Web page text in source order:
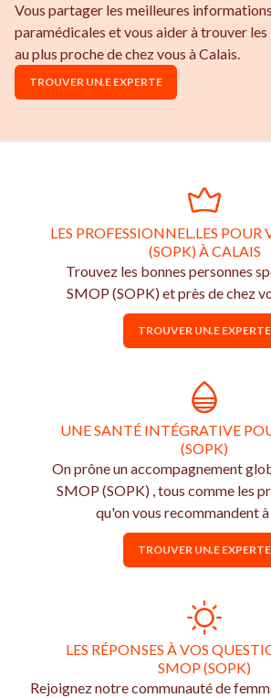
Vous partager les meilleures
paramédicales et vous aider à trouver les
au plus proche de chez vous à Calais.
TROUVER UN.E EXPERTE
LES PROFESSIONNEL.LES POUR
(SOPK) À CALAIS
Trouvez les bonnes personnes
SMOP (SOPK) et près de chez
TROUVER UN.E EXPERTE
UNE SANTÉ INTÉGRATIVE
(SOPK)
On prône un accompagnement
SMOP (SOPK) , tous comme les
qu'on vous recommandent
TROUVER UN.E EXPERTE
LES RÉPONSES À VOS
SMOP (SOPK)
Rejoignez notre communauté de